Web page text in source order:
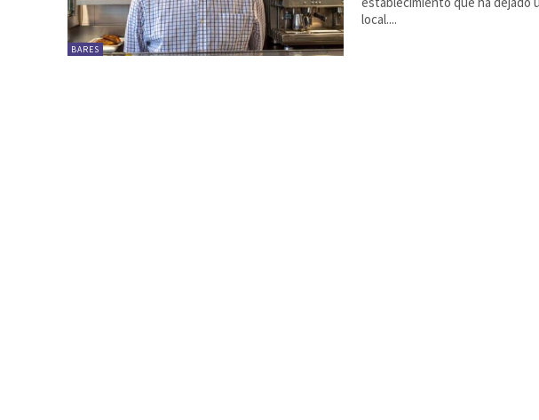
BARES
local....